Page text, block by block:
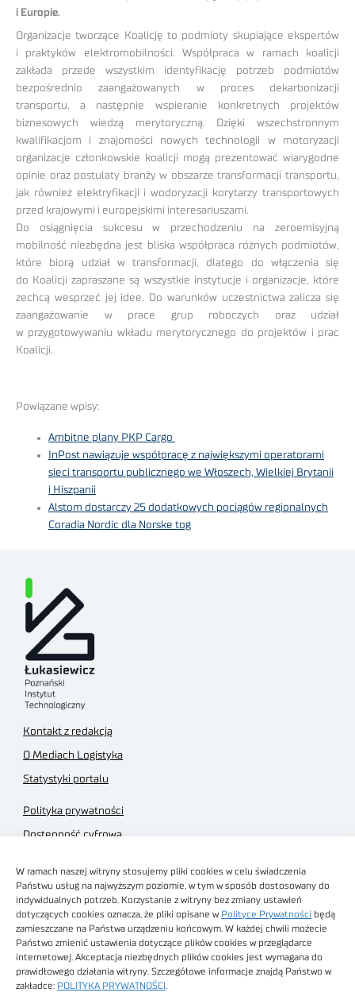
W ramach naszej witryny stosujemy pliki cookies w celu świadczenia
Państwu usług na najwyższym poziomie, w tym w sposób dostosowany do
indywidualnych potrzeb. Korzystanie z witryny bez zmiany ustawień
dotyczących cookies oznacza, że pliki opisane w Polityce Prywatności będą
zamieszczane na Państwa urządzeniu końcowym. W każdej chwili możecie
Państwo zmienić ustawienia dotyczące plików cookies w przeglądarce
internetowej. Akceptacja niezbędnych plików cookies jest wymagana do
prawidłowego działania witryny. Szczegółowe informacje znajdą Państwo w
zakładce: POLITYKA PRYWATNOŚCI
i Europie.
Organizacje tworzące Koalicję to podmioty skupiające ekspertów
i praktyków elektromobilności. Współpraca w ramach koalicji
zakłada przede wszystkim identyfikację potrzeb podmiotów
bezpośrednio zaangażowanych w proces dekarbonizacji
transportu, a następnie wspieranie konkretnych projektów
biznesowych wiedzą merytoryczną. Dzięki wszechstronnym
kwalifikacjom i znajomości nowych technologii w motoryzacji
organizacje członkowskie koalicji mogą prezentować wiarygodne
opinie oraz postulaty branży w obszarze transformacji transportu,
jak również elektryfikacji i wodoryzacji korytarzy transportowych
przed krajowymi i europejskimi interesariuszami.
Do osiągnięcia sukcesu w przechodzeniu na zeroemisyjną
mobilność niezbędna jest bliska współpraca różnych podmiotów,
które biorą udział w transformacji, dlatego do włączenia się
do Koalicji zapraszane są wszystkie instytucje i organizacje, które
zechcą wesprzeć jej idee. Do warunków uczestnictwa zalicza się
zaangażowanie w prace grup roboczych oraz udział
w przygotowywaniu wkładu merytorycznego do projektów i prac
Koalicji.
Powiązane wpisy:
Ambitne plany PKP Cargo
InPost nawiązuje współpracę z największymi operatorami
sieci transportu publicznego we Włoszech, Wielkiej Brytanii
i Hiszpanii
Alstom dostarczy 25 dodatkowych pociągów regionalnych
Coradia Nordic dla Norske tog
Kontakt z redakcją
O Mediach Logistyka
Statystyki portalu
Polityka prywatności
Dostępność cyfrowa
Regulamin sklepu
Obrazy stockowe
autorstwa